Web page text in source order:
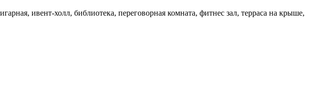
ивент-холл, библиотека, переговорная комната, фитнес зал, терраса на крыше,